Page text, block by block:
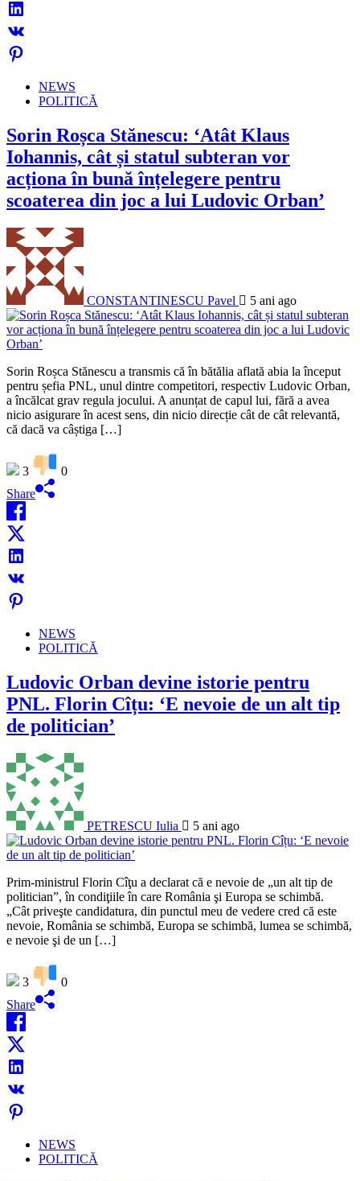
NEWS
POLITICĂ
Sorin Roșca Stănescu: ‘Atât Klaus
Iohannis, cât și statul subteran vor
acționa în bună înțelegere pentru
scoaterea din joc a lui Ludovic Orban’
CONSTANTINESCU Pavel 5 ani ago
Sorin Roșca Stănescu a transmis că în bătălia aflată abia la început
pentru șefia PNL, unul dintre competitori, respectiv Ludovic Orban,
a încălcat grav regula jocului. A anunțat de capul lui, fără a avea
nicio asigurare în acest sens, din nicio direcție cât de cât relevantă,
că dacă va câștiga […]
3
0
Share
NEWS
POLITICĂ
Ludovic Orban devine istorie pentru
PNL. Florin Cîțu: ‘E nevoie de un alt tip
de politician’
PETRESCU Iulia 5 ani ago
Prim-ministrul Florin Cîţu a declarat că e nevoie de „un alt tip de
politician”, în condiţiile în care România şi Europa se schimbă.
„Cât priveşte candidatura, din punctul meu de vedere cred că este
nevoie, România se schimbă, Europa se schimbă, lumea se schimbă,
e nevoie şi de un […]
3
0
Share
NEWS
POLITICĂ